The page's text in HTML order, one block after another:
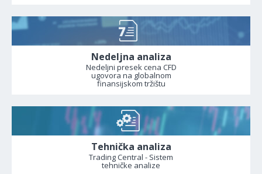
Nedeljna analiza
Nedeljni presek cena CFD
ugovora na globalnom
finansijskom tržištu
Tehnička analiza
Trading Central - Sistem
tehničke analize